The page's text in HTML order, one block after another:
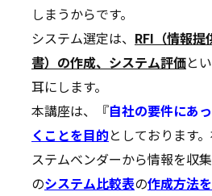
しまうからです。
システム選定は、 RFI（情報
書）の作成、システム評価と
耳にします。
本講座は、『自社の要件にあ
くことを目的としております
ステムベンダーから情報を収
のシステム比較表の作成方法